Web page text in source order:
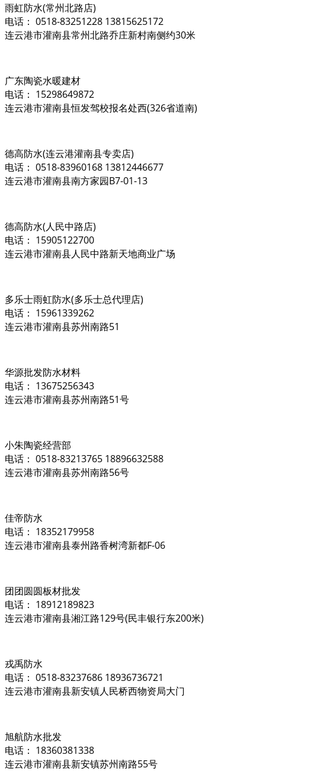
雨虹防水(常州北路店)
电话： 0518-83251228 13815625172
连云港市灌南县常州北路乔庄新村南侧约30米
广东陶瓷水暖建材
电话： 15298649872
连云港市灌南县恒发驾校报名处西(326省道南)
德高防水(连云港灌南县专卖店)
电话： 0518-83960168 13812446677
连云港市灌南县南方家园B7-01-13
德高防水(人民中路店)
电话： 15905122700
连云港市灌南县人民中路新天地商业广场
多乐士雨虹防水(多乐士总代理店)
电话： 15961339262
连云港市灌南县苏州南路51
华源批发防水材料
电话： 13675256343
连云港市灌南县苏州南路51号
小朱陶瓷经营部
电话： 0518-83213765 18896632588
连云港市灌南县苏州南路56号
佳帝防水
电话： 18352179958
连云港市灌南县泰州路香树湾新都F-06
团团圆圆板材批发
电话： 18912189823
连云港市灌南县湘江路129号(民丰银行东200米)
戎禹防水
电话： 0518-83237686 18936736721
连云港市灌南县新安镇人民桥西物资局大门
旭航防水批发
电话： 18360381338
连云港市灌南县新安镇苏州南路55号